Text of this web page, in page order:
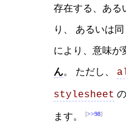
存在する、ある
り、 あるいは同
により、意味が
ん。 ただし、
stylesheet
ます。 >>98